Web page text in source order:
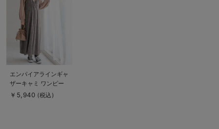
商
品
詳
細
を
エンパイアラインギャ
ザーキャミ ワンピー
ス マタニティ・授乳
￥5,940 (税込)